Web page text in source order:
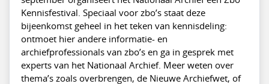
Kennisfestival. Speciaal voor zbo’s staat deze
bijeenkomst geheel in het teken van kennisdeling:
ontmoet hier andere informatie- en
archiefprofessionals van zbo’s en ga in gesprek met
experts van het Nationaal Archief. Meer weten over
thema’s zoals overbrengen, de Nieuwe Archiefwet, of